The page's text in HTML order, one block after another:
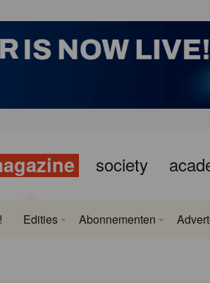
society
Edities Abonnementen